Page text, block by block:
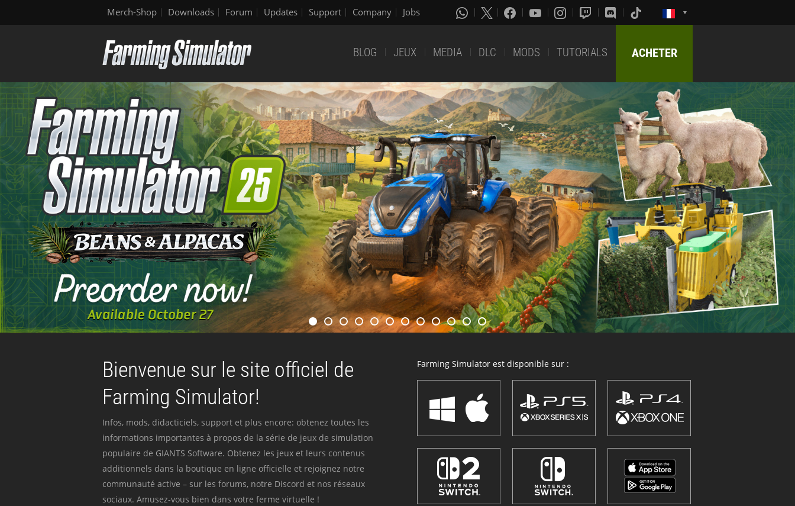
Merch-Shop Downloads Forum Updates Support Company Jobs
BLOG JEUX MEDIA DLC MODS TUTORIALS ACHETER
Bienvenue sur le site officiel de
Farming Simulator!
Infos, mods, didacticiels, support et plus encore: obtenez toutes les
informations importantes à propos de la série de jeux de simulation
populaire de GIANTS Software. Obtenez les jeux et leurs contenus
additionnels dans la boutique en ligne officielle et rejoignez notre
communauté active – sur les forums, notre Discord et nos réseaux
sociaux. Amusez-vous bien dans votre ferme virtuelle !
Farming Simulator est disponible sur :